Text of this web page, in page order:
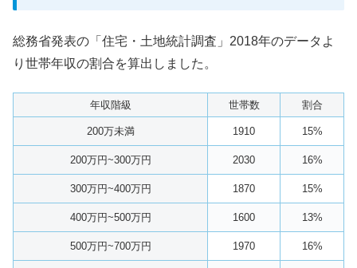
総務省発表の「住宅・土地統計調査」2018年のデータよ
り世帯年収の割合を算出しました。
年収階級 世帯数 割合
200万未満 1910 15%
200万円~300万円 2030 16%
300万円~400万円 1870 15%
400万円~500万円 1600 13%
500万円~700万円 1970 16%